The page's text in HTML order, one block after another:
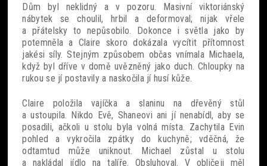
Dům byl neklidný a v pozoru. Masivní viktoriánský
nábytek se choulil, hrbil a deformoval; nijak vřele
a přátelsky to nepůsobilo. Dokonce i světla jako by
potemněla a Claire skoro dokázala vycítit přítomnost
jakési síly. Stejným způsobem občas vnímala Michaela,
když byl dříve v domě uvězněný jako duch. Chloupky na
rukou se jí postavily a naskočila jí husí kůže.
Claire položila vajíčka a slaninu na dřevěný stůl
a ustoupila. Nikdo Evě, Shaneovi ani jí nenabídl, aby se
posadili, ačkoli u stolu byla volná místa. Zachytila Evin
pohled a vykročila zpátky do kuchyně; vděčná, že
odtamtud může uniknout. Michael zůstal u stolu
a nakládal jídlo na talíře. Obsluhoval. V obličeji měl